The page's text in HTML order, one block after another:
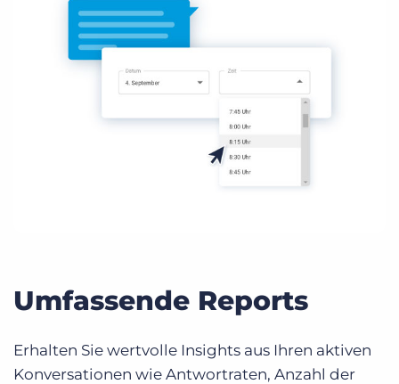
Umfassende Reports
Erhalten Sie wertvolle Insights aus Ihren aktiven
Konversationen wie Antwortraten, Anzahl der